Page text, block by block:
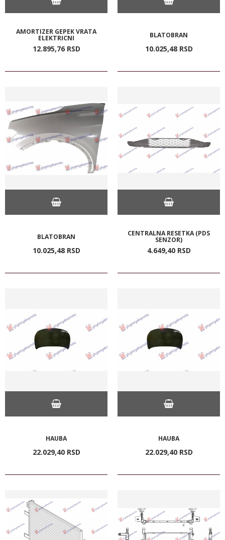
AMORTIZER GEPEK VRATA
ELEKTRICNI
12.895,76 RSD
BLATOBRAN
10.025,48 RSD
BLATOBRAN
10.025,48 RSD
CENTRALNA RESETKA (PDS
SENZOR)
4.649,40 RSD
HAUBA
22.029,40 RSD
HAUBA
22.029,40 RSD